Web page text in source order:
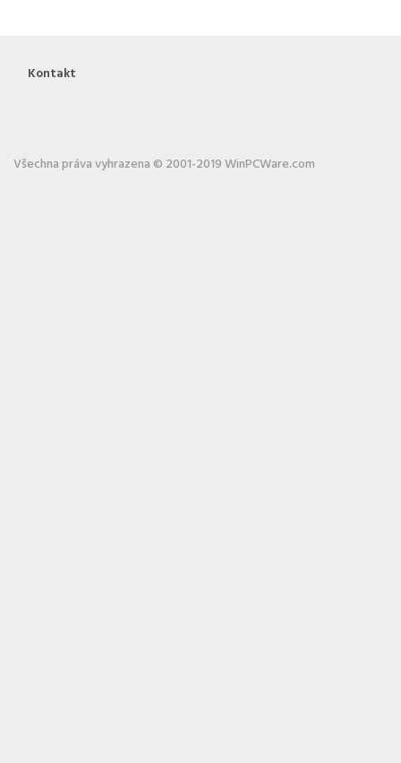
Kontakt
Všechna práva vyhrazena © 2001-2019 WinPCWare.com